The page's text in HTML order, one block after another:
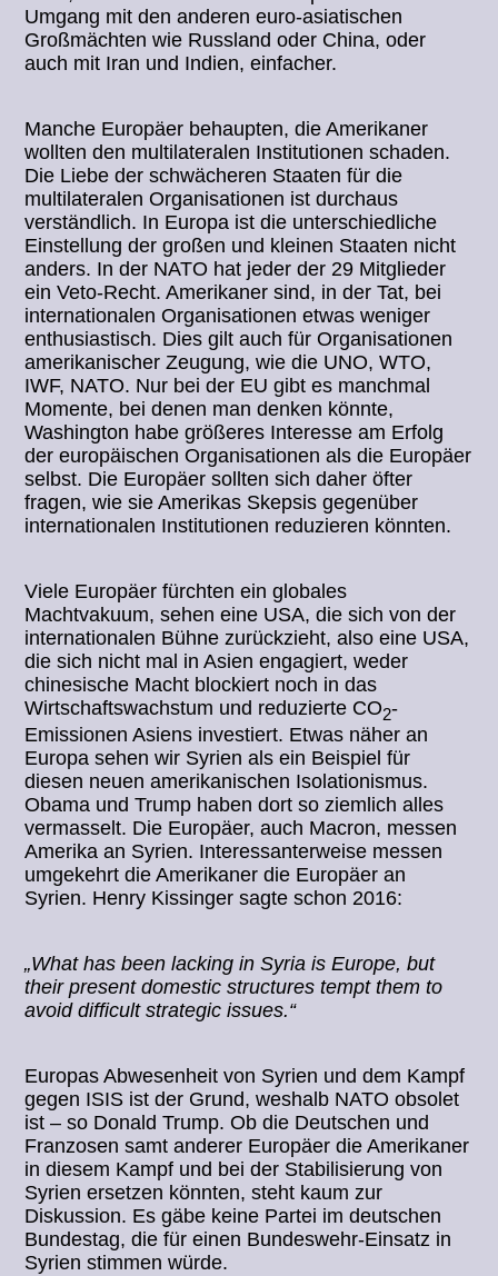
Umgang mit den anderen euro-asiatischen
Großmächten wie Russland oder China, oder
auch mit Iran und Indien, einfacher.
Manche Europäer behaupten, die Amerikaner
wollten den multilateralen Institutionen schaden.
Die Liebe der schwächeren Staaten für die
multilateralen Organisationen ist durchaus
verständlich. In Europa ist die unterschiedliche
Einstellung der großen und kleinen Staaten nicht
anders. In der NATO hat jeder der 29 Mitglieder
ein Veto-Recht. Amerikaner sind, in der Tat, bei
internationalen Organisationen etwas weniger
enthusiastisch. Dies gilt auch für Organisationen
amerikanischer Zeugung, wie die UNO, WTO,
IWF, NATO. Nur bei der EU gibt es manchmal
Momente, bei denen man denken könnte,
Washington habe größeres Interesse am Erfolg
der europäischen Organisationen als die Europäer
selbst. Die Europäer sollten sich daher öfter
fragen, wie sie Amerikas Skepsis gegenüber
internationalen Institutionen reduzieren könnten.
Viele Europäer fürchten ein globales
Machtvakuum, sehen eine USA, die sich von der
internationalen Bühne zurückzieht, also eine USA,
die sich nicht mal in Asien engagiert, weder
chinesische Macht blockiert noch in das
Wirtschaftswachstum und reduzierte CO2-
Emissionen Asiens investiert. Etwas näher an
Europa sehen wir Syrien als ein Beispiel für
diesen neuen amerikanischen Isolationismus.
Obama und Trump haben dort so ziemlich alles
vermasselt. Die Europäer, auch Macron, messen
Amerika an Syrien. Interessanterweise messen
umgekehrt die Amerikaner die Europäer an
Syrien. Henry Kissinger sagte schon 2016:
„What has been lacking in Syria is Europe, but
their present domestic structures tempt them to
avoid difficult strategic issues.“
Europas Abwesenheit von Syrien und dem Kampf
gegen ISIS ist der Grund, weshalb NATO obsolet
ist – so Donald Trump. Ob die Deutschen und
Franzosen samt anderer Europäer die Amerikaner
in diesem Kampf und bei der Stabilisierung von
Syrien ersetzen könnten, steht kaum zur
Diskussion. Es gäbe keine Partei im deutschen
Bundestag, die für einen Bundeswehr-Einsatz in
Syrien stimmen würde.